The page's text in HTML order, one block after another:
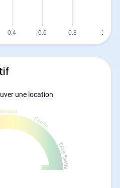
une location